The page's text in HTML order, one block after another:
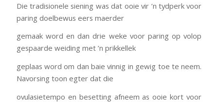
Die tradisionele siening was dat ooie vir ’n tydperk voor
paring doelbewus eers maerder
gemaak word en dan drie weke voor paring op volop
gespaarde weiding met ’n prikkellek
geplaas word om dan baie vinnig in gewig toe te neem.
Navorsing toon egter dat die
ovulasietempo en besetting afneem as ooie kort voor